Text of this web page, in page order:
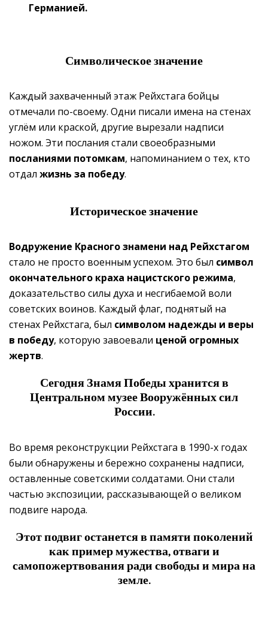
Германией.
Символическое значение
Каждый захваченный этаж Рейхстага бойцы
отмечали по-своему. Одни писали имена на стенах
углём или краской, другие вырезали надписи
ножом. Эти послания стали своеобразными
посланиями потомкам, напоминанием о тех, кто
отдал жизнь за победу.
Историческое значение
Водружение Красного знамени над Рейхстагом
стало не просто военным успехом. Это был символ
окончательного краха нацистского режима,
доказательство силы духа и несгибаемой воли
советских воинов. Каждый флаг, поднятый на
стенах Рейхстага, был символом надежды и веры
в победу, которую завоевали ценой огромных
жертв.
Сегодня Знамя Победы хранится в
Центральном музее Вооружённых сил
России.
Во время реконструкции Рейхстага в 1990-х годах
были обнаружены и бережно сохранены надписи,
оставленные советскими солдатами. Они стали
частью экспозиции, рассказывающей о великом
подвиге народа.
Этот подвиг останется в памяти поколений
как пример мужества, отваги и
самопожертвования ради свободы и мира на
земле.